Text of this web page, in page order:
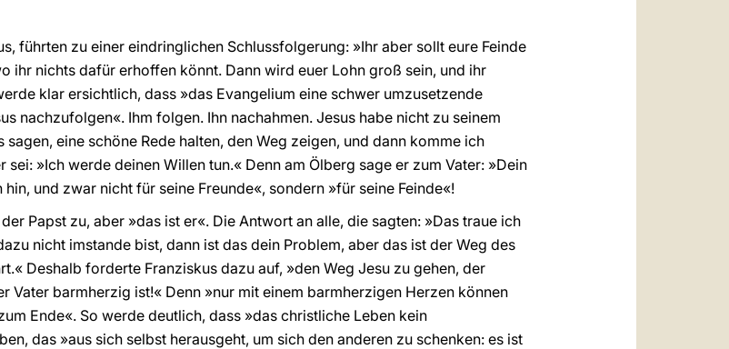
führten zu einer eindringlichen Schlussfolgerung: »Ihr aber sollt eure Feinde
ihr nichts dafür erhoffen könnt. Dann wird euer Lohn groß sein, und ihr
klar ersichtlich, dass »das Evangelium eine schwer umzusetzende
nachzufolgen«. Ihm folgen. Ihn nachahmen. Jesus habe nicht zu seinem
eine schöne Rede halten, den Weg zeigen, und dann komme ich
»Ich werde deinen Willen tun.« Denn am Ölberg sage er zum Vater: »Dein
und zwar nicht für seine Freunde«, sondern »für seine Feinde«!
Papst zu, aber »das ist er«. Die Antwort an alle, die sagten: »Das traue ich
nicht imstande bist, dann ist das dein Problem, aber das ist der Weg des
Deshalb forderte Franziskus dazu auf, »den Weg Jesu zu gehen, der
Vater barmherzig ist!« Denn »nur mit einem barmherzigen Herzen können
Ende«. So werde deutlich, dass »das christliche Leben kein
das »aus sich selbst herausgeht, um sich den anderen zu schenken: es ist